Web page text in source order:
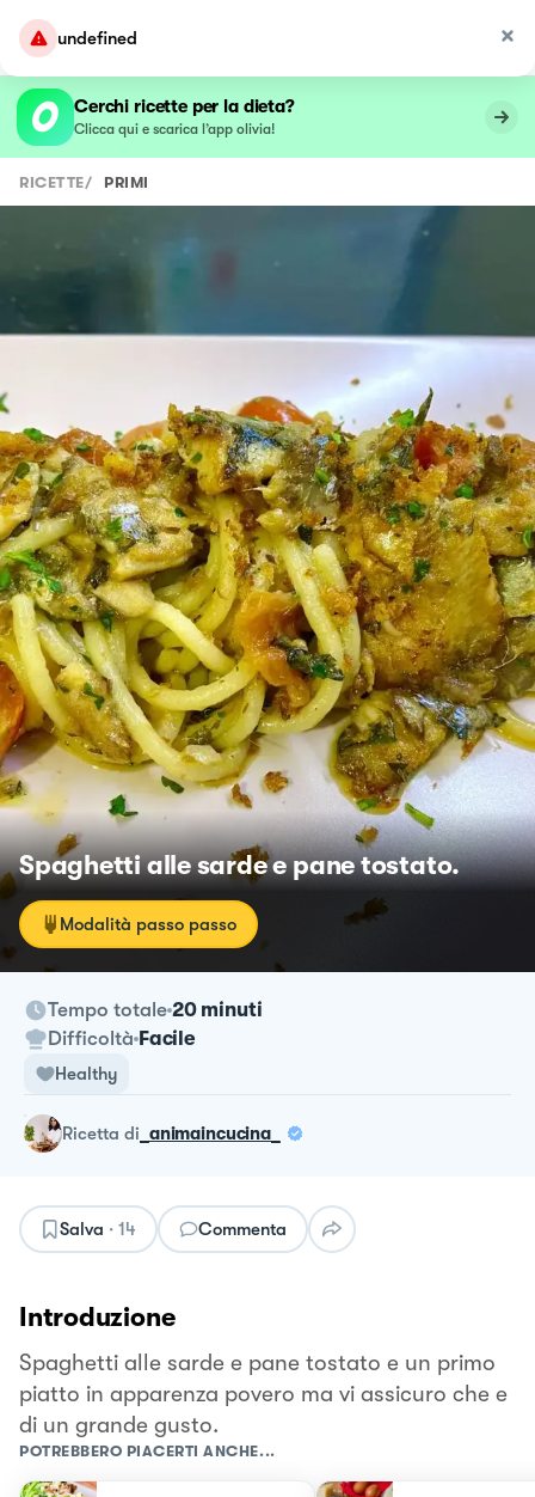
undefined
Cerchi ricette per la dieta?
Clicca qui e scarica l’app olivia!
RICETTE/ PRIMI
Spaghetti alle sarde e pane tostato.
Modalità passo passo
Tempo totale 20 minuti
Difficoltà Facile
Healthy
ricetta di _animaincucina_
Salva · 14 Commenta
Introduzione
Spaghetti alle sarde e pane tostato e un primo
piatto in apparenza povero ma vi assicuro che e
di un grande gusto.
POTREBBERO PIACERTI ANCHE...